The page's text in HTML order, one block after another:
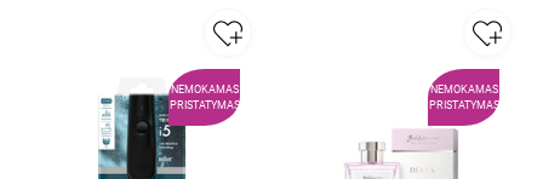
NEMOKAMAS
PRISTATYMAS
NEMOKAMAS
PRISTATYMAS